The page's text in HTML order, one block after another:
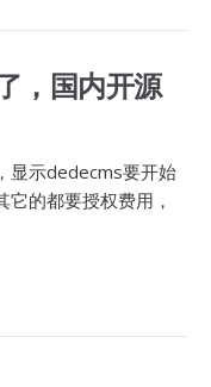
，国内开源
显示dedecms要开始
的都要授权费用，